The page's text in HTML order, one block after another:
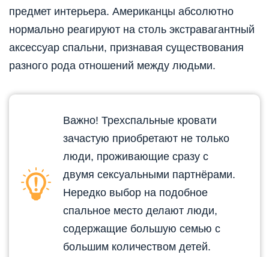
предмет интерьера. Американцы абсолютно
нормально реагируют на столь экстравагантный
аксессуар спальни, признавая существования
разного рода отношений между людьми.
Важно! Трехспальные кровати
зачастую приобретают не только
люди, проживающие сразу с
двумя сексуальными партнёрами.
Нередко выбор на подобное
спальное место делают люди,
содержащие большую семью с
большим количеством детей.